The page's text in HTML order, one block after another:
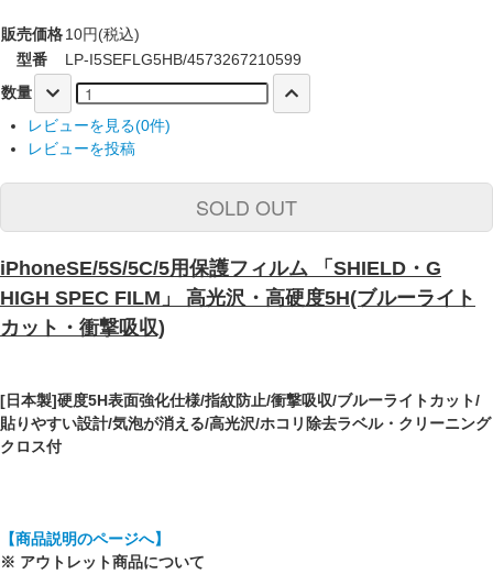
販売価格10円(税込)
型番
LP-I5SEFLG5HB/4573267210599
数量
レビューを見る(0件)
レビューを投稿
SOLD OUT
iPhoneSE/5S/5C/5用保護フィルム 「SHIELD・G
HIGH SPEC FILM」 高光沢・高硬度5H(ブルーライト
カット・衝撃吸収)
[日本製]硬度5H表面強化仕様/指紋防止/衝撃吸収/ブルーライトカット/
貼りやすい設計/気泡が消える/高光沢/ホコリ除去ラベル・クリーニング
クロス付
【商品説明のページへ】
※ アウトレット商品について